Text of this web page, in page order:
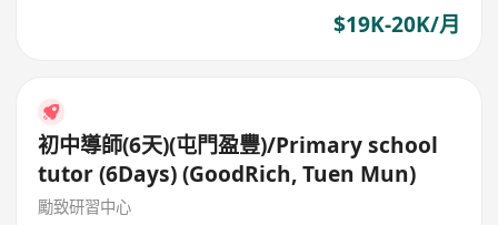
$19K-20K/月
初中導師(6天)(屯門盈豐)/Primary school
tutor (6Days) (GoodRich, Tuen Mun)
勵致研習中心